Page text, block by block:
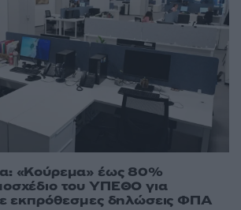
«Κούρεμα» έως 80%
του ΥΠΕΘΟ για
εκπρόθεσμες δηλώσεις ΦΠΑ